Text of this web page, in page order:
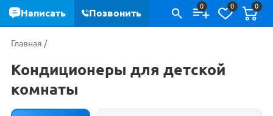
0 0 0
Главная /
Кондиционеры для детской
комнаты
Написать Позвонить